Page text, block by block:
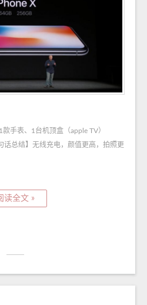
手表、1台机顶盒（apple TV）
话总结】无线充电，颜值更高，拍照更
读全文 »